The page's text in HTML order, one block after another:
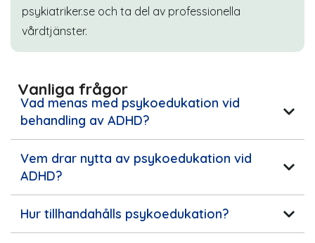
psykiatriker.se och ta del av professionella
vårdtjänster.
Vanliga frågor
Vad menas med psykoedukation vid
behandling av ADHD?
Vem drar nytta av psykoedukation vid
ADHD?
Hur tillhandahålls psykoedukation?